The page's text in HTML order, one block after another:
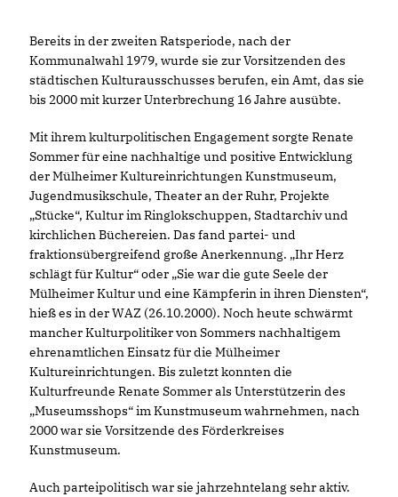
Bereits in der zweiten Ratsperiode, nach der
Kommunalwahl 1979, wurde sie zur Vorsitzenden des
städtischen Kulturausschusses berufen, ein Amt, das sie
bis 2000 mit kurzer Unterbrechung 16 Jahre ausübte.
Mit ihrem kulturpolitischen Engagement sorgte Renate
Sommer für eine nachhaltige und positive Entwicklung
der Mülheimer Kultureinrichtungen Kunstmuseum,
Jugendmusikschule, Theater an der Ruhr, Projekte
Stücke“, Kultur im Ringlokschuppen, Stadtarchiv und
kirchlichen Büchereien. Das fand partei- und
fraktionsübergreifend große Anerkennung. „Ihr Herz
schlägt für Kultur“ oder „Sie war die gute Seele der
Mülheimer Kultur und eine Kämpferin in ihren Diensten“,
hieß es in der WAZ (26.10.2000). Noch heute schwärmt
mancher Kulturpolitiker von Sommers nachhaltigem
ehrenamtlichen Einsatz für die Mülheimer
Kultureinrichtungen. Bis zuletzt konnten die
Kulturfreunde Renate Sommer als Unterstützerin des
Museumsshops“ im Kunstmuseum wahrnehmen, nach
2000 war sie Vorsitzende des Förderkreises
Kunstmuseum.
Auch parteipolitisch war sie jahrzehntelang sehr aktiv.